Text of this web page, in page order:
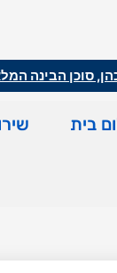
סוכן הבינה
בית